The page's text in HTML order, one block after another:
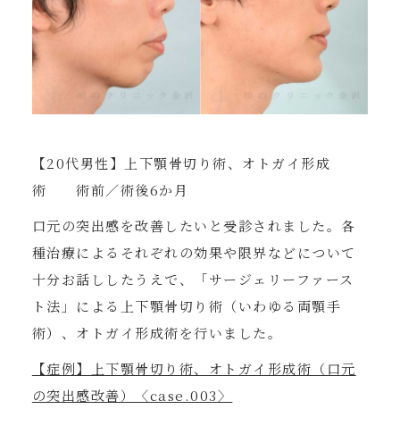
【20代男性】上下顎骨切り術、オトガイ形成
術 術前／術後6か月
口元の突出感を改善したいと受診されました。各
種治療によるそれぞれの効果や限界などについて
十分お話ししたうえで、「サージェリーファース
ト法」による上下顎骨切り術（いわゆる両顎手
術）、オトガイ形成術を行いました。
【症例】上下顎骨切り術、オトガイ形成術（口元
の突出感改善）〈case.003〉